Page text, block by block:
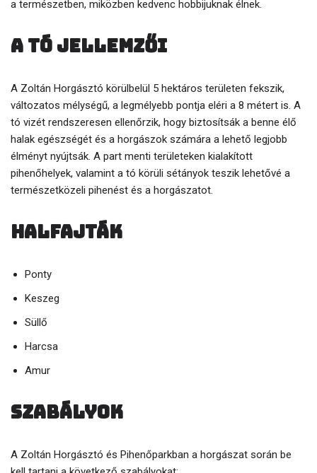
a természetben, miközben kedvenc hobbijuknak élnek.
A tó jellemzői
A Zoltán Horgásztó körülbelül 5 hektáros területen fekszik,
változatos mélységű, a legmélyebb pontja eléri a 8 métert is. A
tó vizét rendszeresen ellenőrzik, hogy biztosítsák a benne élő
halak egészségét és a horgászok számára a lehető legjobb
élményt nyújtsák. A part menti területeken kialakított
pihenőhelyek, valamint a tó körüli sétányok teszik lehetővé a
természetközeli pihenést és a horgászatot.
Halfajták
Ponty
Keszeg
Süllő
Harcsa
Amur
Szabályok
A Zoltán Horgásztó és Pihenőparkban a horgászat során be